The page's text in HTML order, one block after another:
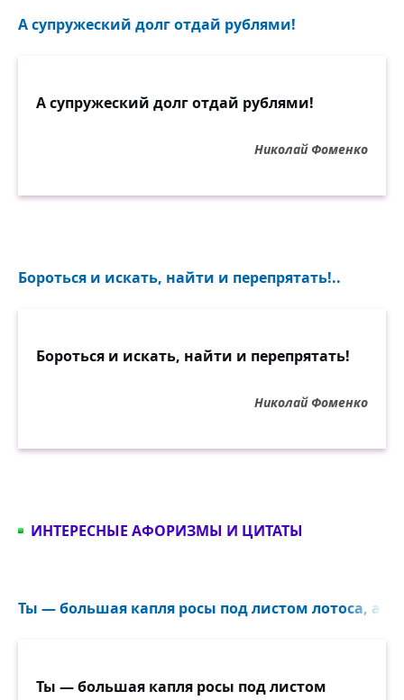
А супружеский долг отдай рублями!
А супружеский долг отдай рублями!
Николай Фоменко
Бороться и искать, найти и перепрятать!..
Бороться и искать, найти и перепрятать!
Николай Фоменко
ИНТЕРЕСНЫЕ АФОРИЗМЫ И ЦИТАТЫ
Ты — большая капля росы под листом лотоса, а я
Ты — большая капля росы под листом